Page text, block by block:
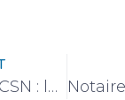
FNAIM vs CSN : les professions trouvent un terrain d’entente.